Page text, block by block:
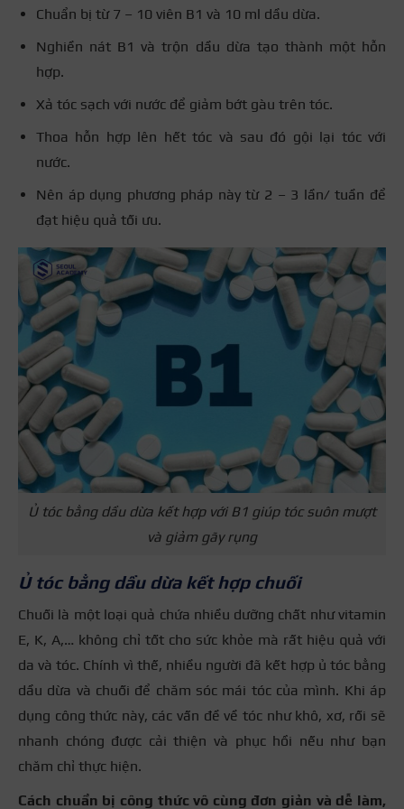
Chuẩn bị từ 7 – 10 viên B1 và 10 ml dầu dừa.
Nghiền nát B1 và trộn dầu dừa tạo thành một hỗn
hợp.
Xả tóc sạch với nước để giảm bớt gàu trên tóc.
Thoa hỗn hợp lên hết tóc và sau đó gội lại tóc với
nước.
Nên áp dụng phương pháp này từ 2 – 3 lần/ tuần để
đạt hiệu quả tối ưu.
Ủ tóc bằng dầu dừa kết hợp với B1 giúp tóc suôn mượt
và giảm gãy rụng
Ủ tóc bằng dầu dừa kết hợp chuối
Chuối là một loại quả chứa nhiều dưỡng chất như vitamin
E, K, A,… không chỉ tốt cho sức khỏe mà rất hiệu quả với
da và tóc. Chính vì thế, nhiều người đã kết hợp ủ tóc bằng
dầu dừa và chuối để chăm sóc mái tóc của mình. Khi áp
dụng công thức này, các vấn đề về tóc như khô, xơ, rối sẽ
nhanh chóng được cải thiện và phục hồi nếu như bạn
chăm chỉ thực hiện.
Cách chuẩn bị công thức vô cùng đơn giản và dễ làm,